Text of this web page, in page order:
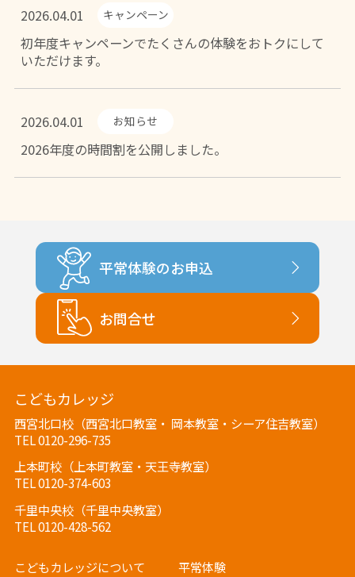
2026.04.01 キャンペーン
初年度キャンペーンでたくさんの体験をおトクにして
いただけます。
2026.04.01 お知らせ
2026年度の時間割を公開しました。
平常体験のお申込
お問合せ
こどもカレッジ
西宮北口校（西宮北口教室・ 岡本教室・シーア住吉教室）
TEL 0120-296-735
上本町校（上本町教室・天王寺教室）
TEL 0120-374-603
千里中央校（千里中央教室）
TEL 0120-428-562
こどもカレッジについて
平常体験